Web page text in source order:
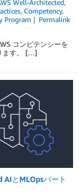
Well-Architected,
, Competency,
Program
Permalink
コンピテンシーを
ます。 […]
AIとMLOpsパート